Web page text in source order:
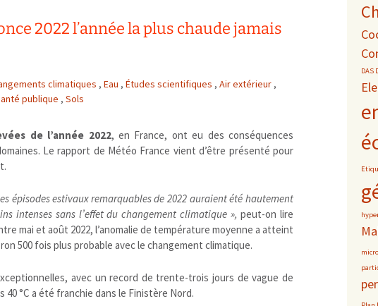
électromagnétiques (THT,
mobile, WIFI, Linky, …)
Santé publique
Technologies
écrans / jeux vidéos
Tourisme
Vie sociale
2022 l’année la plus chaude jamais
climatiques , Eau , Études scientifiques , Air extérieur ,
publique , Sols
de l’année 2022, en France, ont eu des conséquences
Le rapport de Météo France vient d’être présenté pour
épisodes estivaux remarquables de 2022 auraient été hautement
intenses sans l’effet du changement climatique », peut-on lire
mai et août 2022, l’anomalie de température moyenne a atteint
500 fois plus probable avec le changement climatique.
avec un record de trente-trois jours de vague de
°C a été franchie dans le Finistère Nord.
DAS